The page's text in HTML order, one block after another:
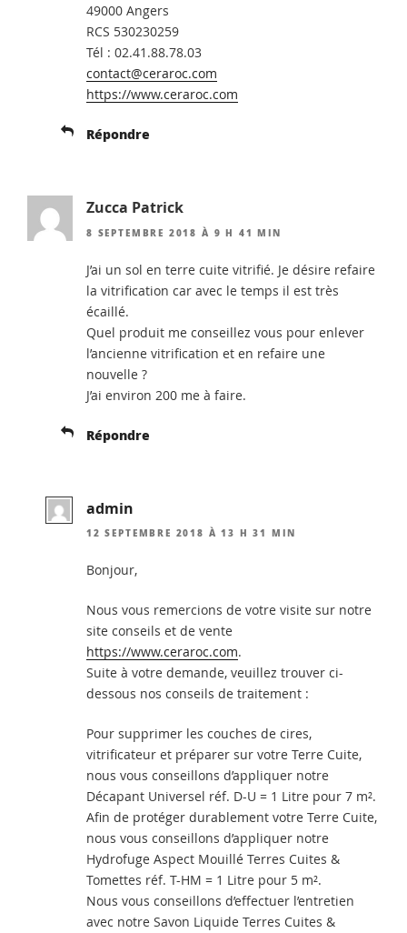
49000 Angers
RCS 530230259
Tél : 02.41.88.78.03
contact@ceraroc.com
https://www.ceraroc.com
Répondre
Zucca Patrick
8 SEPTEMBRE 2018 À 9 H 41 MIN
J’ai un sol en terre cuite vitrifié. Je désire refaire
la vitrification car avec le temps il est très
écaillé.
Quel produit me conseillez vous pour enlever
l’ancienne vitrification et en refaire une
nouvelle ?
J’ai environ 200 me à faire.
Répondre
admin
12 SEPTEMBRE 2018 À 13 H 31 MIN
Bonjour,
Nous vous remercions de votre visite sur notre
site conseils et de vente
https://www.ceraroc.com.
Suite à votre demande, veuillez trouver ci-
dessous nos conseils de traitement :
Pour supprimer les couches de cires,
vitrificateur et préparer sur votre Terre Cuite,
nous vous conseillons d’appliquer notre
Décapant Universel réf. D-U = 1 Litre pour 7 m².
Afin de protéger durablement votre Terre Cuite,
nous vous conseillons d’appliquer notre
Hydrofuge Aspect Mouillé Terres Cuites &
Tomettes réf. T-HM = 1 Litre pour 5 m².
Nous vous conseillons d’effectuer l’entretien
avec notre Savon Liquide Terres Cuites &